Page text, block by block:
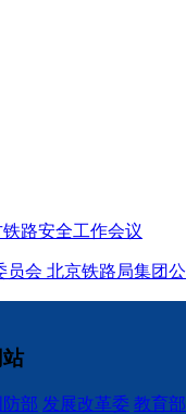
路安全工作会议
会 北京铁路局集团
防部 发展改革委 教育部